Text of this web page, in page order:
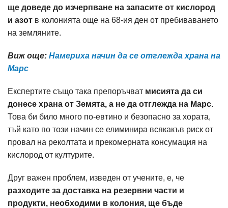
ще доведе до изчерпване на запасите от кислород
и азот в колонията още на 68-ия ден от пребиваването
на земляните.
Виж още: Намериха начин да се отглежда храна на
Марс
Експертите също така препоръчват мисията да си
донесе храна от Земята, а не да отглежда на Марс.
Това би било много по-евтино и безопасно за хората,
тъй като по този начин се елиминира всякакъв риск от
провал на реколтата и прекомерната консумация на
кислород от културите.
Друг важен проблем, изведен от учените, е, че
разходите за доставка на резервни части и
продукти, необходими в колония, ще бъде